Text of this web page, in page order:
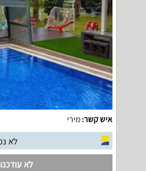
איש קשר:מירי
לא
לא